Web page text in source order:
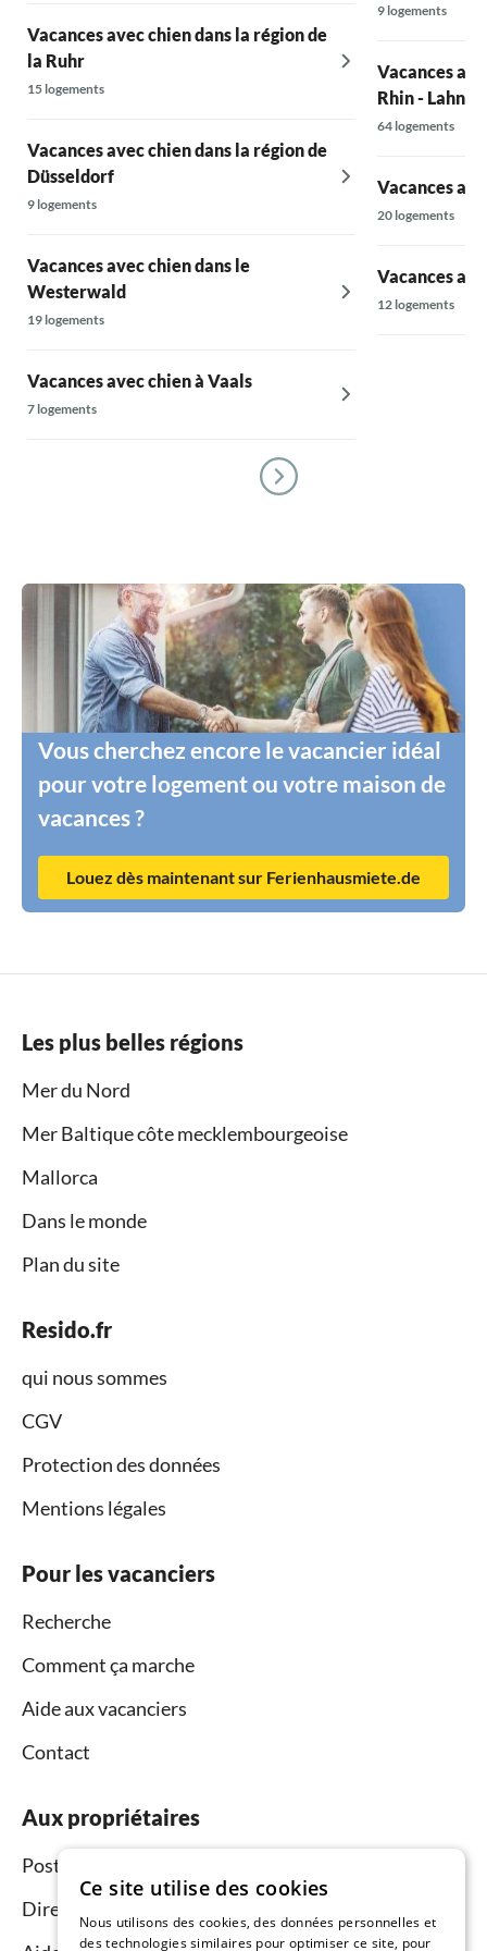
rester. Dans l'ensemble, c'était des vacances
réussies !
Vacances avec chien dans la région de
la Ruhr
15 logements
Vacances avec chien dans la région de
Düsseldorf
9 logements
Vacances avec chien dans le
Westerwald
19 logements
Vacances avec chien à Vaals
7 logements
9 logements
Vacances
Rhin - Lahn -
64 logements
Vacances
20 logements
Vacances
12 logements
Vous cherchez encore le vacancier idéal
pour votre logement ou votre maison de
vacances ?
Louez dès maintenant sur Ferienhausmiete.de
Les plus belles régions
Mer du Nord
Mer Baltique côte mecklembourgeoise
Mallorca
Dans le monde
Plan du site
Resido.fr
qui nous sommes
CGV
Protection des données
Mentions légales
Pour les vacanciers
Recherche
Comment ça marche
Aide aux vacanciers
Contact
Aux propriétaires
Postez et louez
Directeur du réseau commercial
Ce site utilise des cookies
Nous utilisons des cookies, des données personnelles et
des technologies similaires pour optimiser ce site, pour